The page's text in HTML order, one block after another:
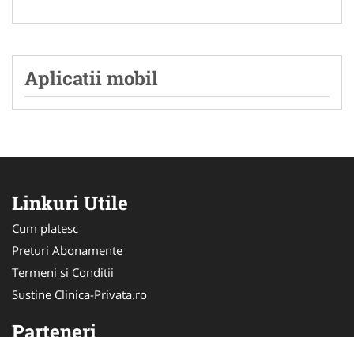
Aplicatii mobil
Linkuri Utile
Cum platesc
Preturi Abonamente
Termeni si Conditii
Sustine Clinica-Privata.ro
Parteneri